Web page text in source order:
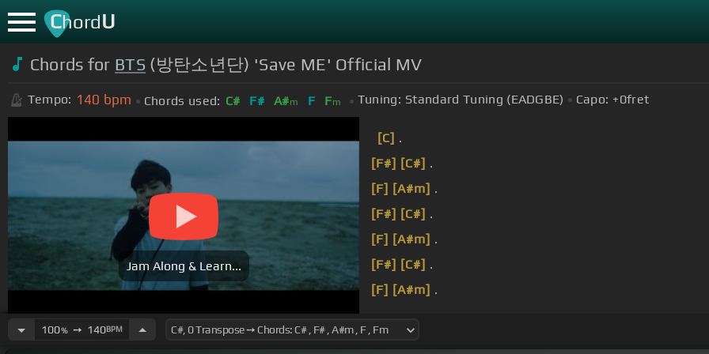
ChordU
Chords for BTS (방탄소년단) 'Save ME' Official MV
Tempo: 140 bpm Chords used: C# F# A#m F Fm Tuning: Standard Tuning (EADGBE) Capo: +0fret
Jam Along & Learn...
[C] .
[F#] [C#] .
[F] [A#m] .
[F#] [C#] .
[F] [A#m] .
[F#] [C#] .
[F] [A#m] .
100%➙ 140BPM